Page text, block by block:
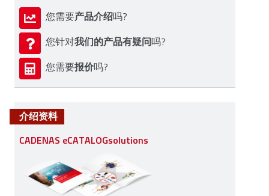
您需要产品介绍吗?
您针对我们的产品有疑问吗?
您需要报价吗?
介绍资料
CADENAS eCATALOGsolutions